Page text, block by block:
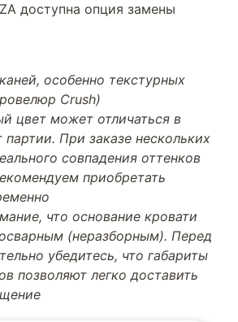
доступна опция замены
особенно текстурных
Crush)
цвет может отличаться в
При заказе нескольких
совпадения оттенков
приобретать
что основание кровати
(неразборным). Перед
убедитесь, что габариты
позволяют легко доставить